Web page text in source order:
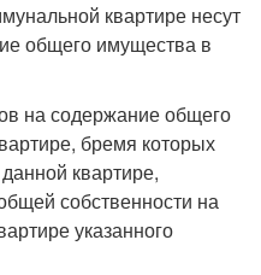
квартире несут
общего имущества в
на содержание общего
бремя которых
квартире,
собственности на
указанного